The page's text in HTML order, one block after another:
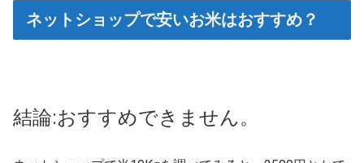
ネットショップで安いお米はおすすめ？
結論:おすすめできません。